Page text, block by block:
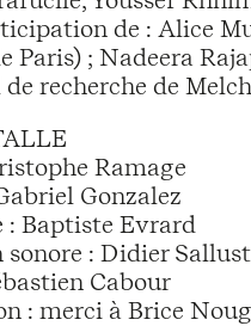
de : Alice
Paris) ; Nadeera
recherche de
Ramage
Gonzalez
: Baptiste Evrard
sonore : Didier
Cabour
: merci à Brice